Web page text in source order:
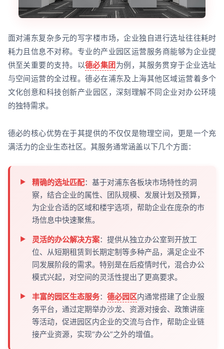
面对浦东复杂多元的写字楼市场，企业独自进行选址往往耗时
耗力且信息不对称。专业的产业园区运营服务商能够为企业提
供至关重要的支持。以德必集团为例，其服务贯穿于企业选址
与空间运营的全过程。德必在浦东及上海其他区域运营着多个
文化创意和科技创新产业园区，深刻理解不同企业对办公环境
的独特需求。
德必的核心优势在于其提供的不仅仅是物理空间，更是一个充
满活力的企业生态社区。其服务通常涵盖以下几个方面：
精确的选址匹配：基于对浦东各板块市场特性的洞
察，结合企业的属性、团队规模、发展计划及预算，
为企业合适的区域和楼宇选项，帮助企业在庞杂的市
场信息中快速聚焦。
灵活的办公解决方案：提供从独立办公室到开放工
位、从短期租赁到长期定制等多种产品，满足企业不
同发展阶段的需求。特别是在后疫情时代，混合办公
模式兴起，对空间的灵活性提出了更高要求。
丰富的园区生态服务： 德必园区内通常搭建了企业服
务平台，通过定期举办沙龙、资源对接会、政策讲座
等活动，促进园区内企业的交流与合作，帮助企业链
接产业资源，实现“办公”之外的增值。